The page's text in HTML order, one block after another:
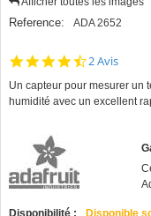
Reference: ADA 2652
4.5
rating
2 Avis
Un capteur pour mesurer un
humidité avec un excellent
Disponibilité :
Disponible